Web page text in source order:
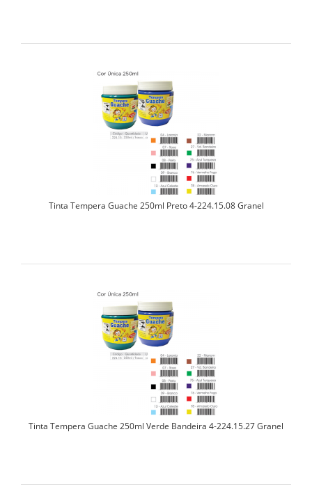
Tinta Tempera Guache 250ml Preto 4-224.15.08 Granel
Tinta Tempera Guache 250ml Verde Bandeira 4-224.15.27 Granel